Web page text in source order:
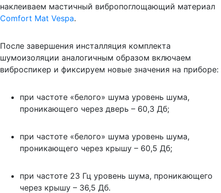
наклеиваем мастичный вибропоглощающий материал
Comfort Mat Vespa.
После завершения инсталляция комплекта
шумоизоляции аналогичным образом включаем
виброспикер и фиксируем новые значения на приборе:
при частоте «белого» шума уровень шума,
проникающего через дверь – 60,3 Дб;
при частоте «белого» шума уровень шума,
проникающего через крышу – 60,5 Дб;
при частоте 23 Гц уровень шума, проникающего
через крышу – 36,5 Дб.